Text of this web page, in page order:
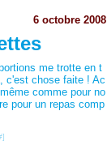
6 octobre 2008
me trotte en t
c'est chose faite ! Ac
comme pour no
pour un repas comp
]